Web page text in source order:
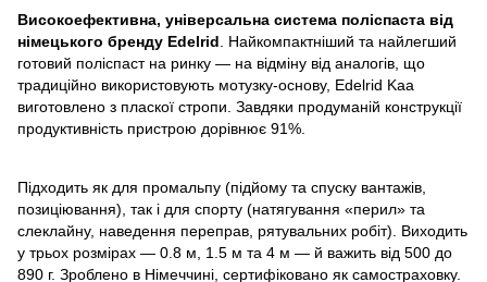
Високоефективна, універсальна система поліспаста від
німецького бренду Edelrid . Найкомпактніший та найлегший
готовий поліспаст на ринку — на відміну від аналогів, що
традиційно використовують мотузку-основу, Edelrid Kaa
виготовлено з пласкої стропи. Завдяки продуманій конструкції
продуктивність пристрою дорівнює 91%.
Підходить як для промальпу (підйому та спуску вантажів,
позиціювання), так і для спорту (натягування «перил» та
слеклайну, наведення переправ, рятувальних робіт). Виходить
у трьох розмірах — 0.8 м, 1.5 м та 4 м — й важить від 500 до
890 г. Зроблено в Німеччині, сертифіковано як самостраховку.